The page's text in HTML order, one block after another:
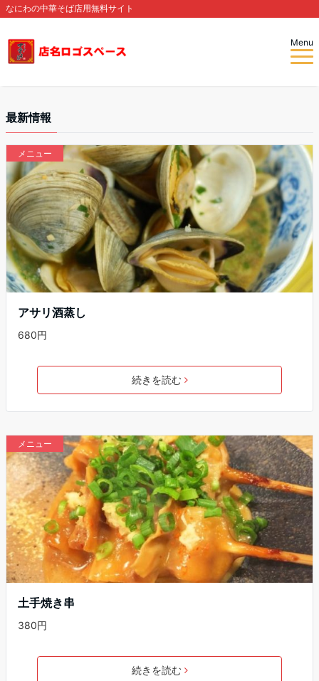
なにわの中華そば店用無料サイト
Menu
最新情報
メニュー
アサリ酒蒸し
680円
続きを読む
メニュー
土手焼き串
380円
続きを読む